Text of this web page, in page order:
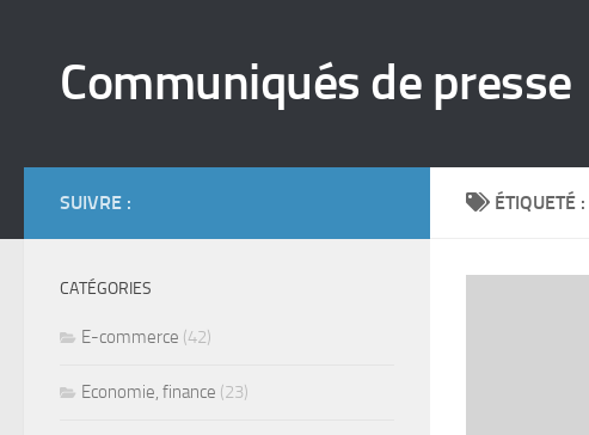
Communiqués de presse
ÉTIQUETÉ :
SUIVRE :
CATÉGORIES
E-commerce (42)
Economie, finance (23)